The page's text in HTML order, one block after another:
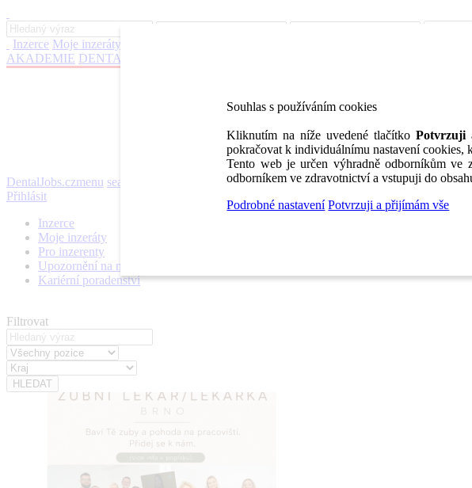
Inzerce Moje inzeráty
AKADEMIE DENTAL BAZAR
DentalJobs.czmenu search
Přihlásit
Inzerce
Moje inzeráty
Pro inzerenty
Upozornění na nové pozice
Kariérní poradenství
Filtrovat
Souhlas s používáním cookies
Kliknutím na níže uvedené tlačítkoPotvrzuji
pokračovat k individuálnímu nastavení cookies,
Tento web je určen výhradně odborníkům ve
odborníkem ve zdravotnictví a vstupuji do
Podrobné nastavení Potvrzuji a přijímám vše